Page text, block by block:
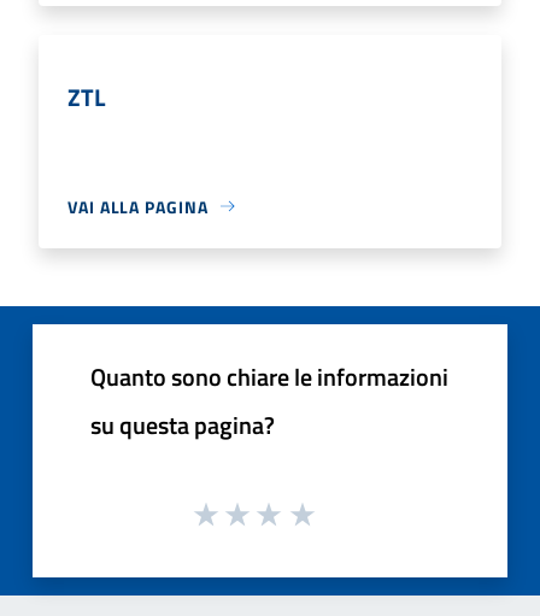
ZTL
VAI ALLA PAGINA
Quanto sono chiare le informazioni
su questa pagina?